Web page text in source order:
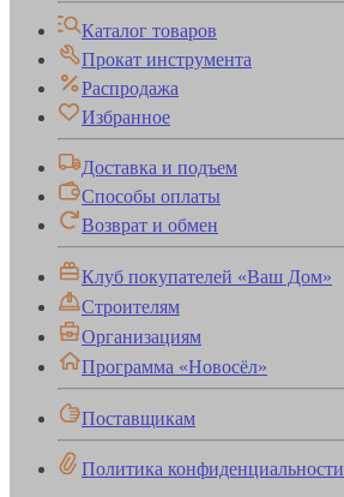
Каталог товаров
Прокат инструмента
Распродажа
Избранное
Доставка и подъем
Способы оплаты
Возврат и обмен
Клуб покупателей «Ваш Дом»
Строителям
Организациям
Программа «Новосёл»
Поставщикам
Политика конфиденциальности